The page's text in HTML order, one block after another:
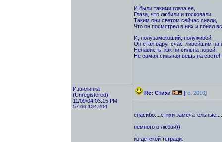
И были такими глаза ее,
Глаза, что любили и тосковали,
Таким они светом сейчас сияли,
Что он посмотрел в них и понял
И, полузамерзший, полуживой,
Он стал вдруг счастливейшим на
Ненависть, как ни сильна порой,
Не самая сильная вещь на свете!
Извилинка
(Unregistered)
11/09/04 03:15 PM
57.66.134.204
Re: Стихи [re: 2010]
спасибо....стихи
немного о любви))
из детской тетради: